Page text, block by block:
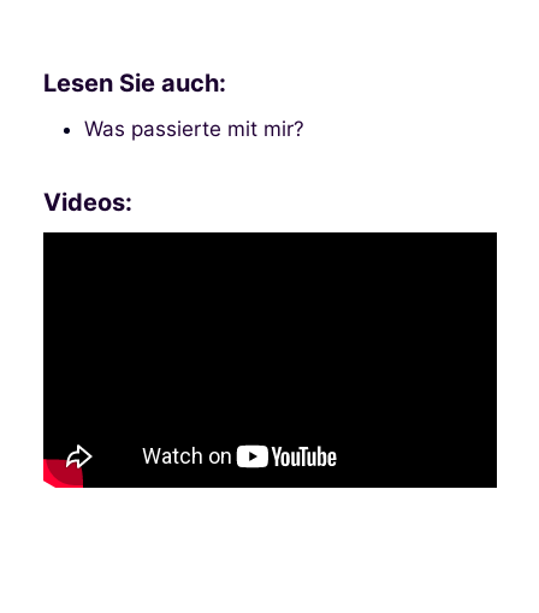
Lesen Sie auch:
Was passierte mit mir?
Videos: